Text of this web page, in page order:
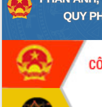
Tiến
Gặp mặt các cơ quan báo chí nhân Kỷ
Đắk Lắk sơ kết 4 năm triển khai thực
hiện Đề án 06 của Chính phủ
Họp báo thông tin về Hội nghị Công
Quy hoạch và Xúc tiến đầu tư tỉnh Đắk
Lắk
Khơi thông điểm nghẽn, đẩy nhanh